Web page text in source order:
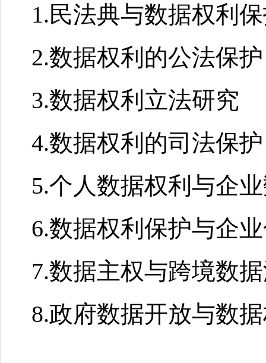
1.民法典与数据权利
2.数据权利的公法保护
3.数据权利立法研究
4.数据权利的司法保护
5.个人数据权利与企
6.数据权利保护与企
7.数据主权与跨境数
8.政府数据开放与数